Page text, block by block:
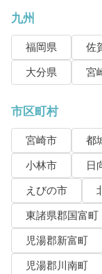
九州
福岡県 佐
大分県
宮
市区町村
宮崎市 都
小林市
日
えびの市
東諸県郡国富町
児湯郡新富町
児湯郡川南町